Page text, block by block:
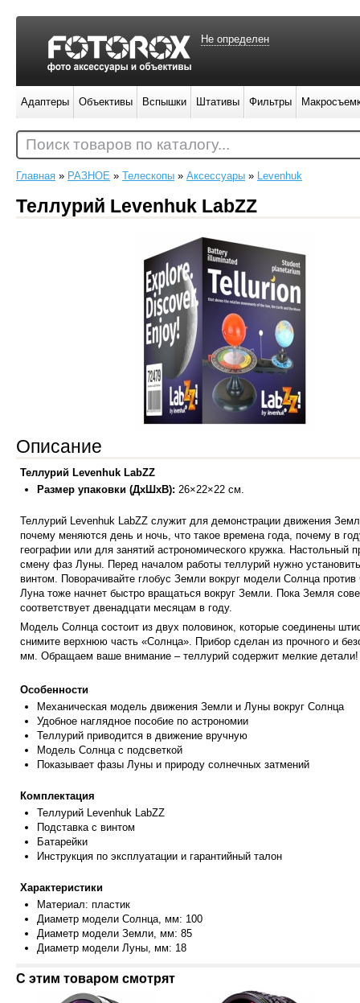
Главная » РАЗНОЕ » Телескопы » Аксессуары » Levenhuk
Теллурий Levenhuk LabZZ
Описание
Теллурий Levenhuk LabZZ
Размер упаковки (ДхШхВ): 26×22×22 см.
Теллурий Levenhuk LabZZ служит для демонстрации движения
почему меняются день и ночь, что такое времена года, почему в
географии или для занятий астрономического кружка.
смену фаз Луны. Перед началом работы теллурий нужно
винтом. Поворачивайте глобус Земли вокруг модели Солнца
Луна тоже начнет быстро вращаться вокруг Земли. Пока Земля
соответствует двенадцати месяцам в году.
Модель Солнца состоит из двух половинок, которые соединены
снимите верхнюю часть «Солнца». Прибор сделан из прочного и
мм. Обращаем ваше внимание – теллурий содержит мелкие
Особенности
Механическая модель движения Земли и Луны вокруг Солнца
Удобное наглядное пособие по астрономии
Теллурий приводится в движение вручную
Модель Солнца с подсветкой
Показывает фазы Луны и природу солнечных затмений
Комплектация
Теллурий Levenhuk LabZZ
Подставка с винтом
Батарейки
Инструкция по эксплуатации и гарантийный талон
Характеристики
Материал: пластик
Диаметр модели Солнца, мм: 100
Диаметр модели Земли, мм: 85
Диаметр модели Луны, мм: 18
С этим товаром смотрят
Не определен
Адаптеры Объективы Вспышки Штативы Фильтры
Поиск товаров по каталогу...